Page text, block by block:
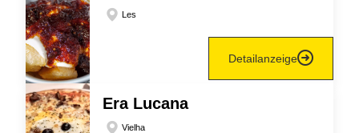
Les
Detailanzeige
Era Lucana
Vielha